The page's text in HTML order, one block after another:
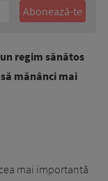
regim sănătos
mănânci mai
mai importantă